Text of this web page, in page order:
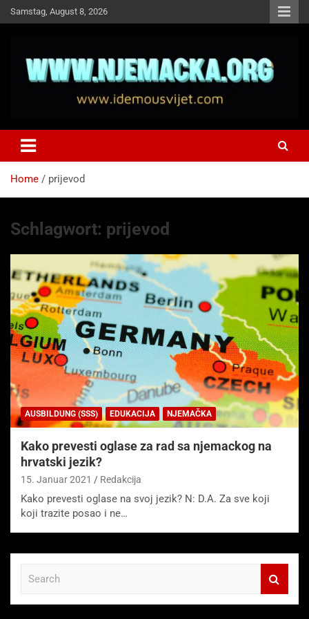
Skip
to
Samstag, August 8, 2026
Idemo u Svijet-Njemacka!
Home prijevod
Schlagwort: prijevod
AUSBILDUNG (SSS) EDUKACIJA NJEMAČKA
Kako prevesti oglase za rad sa njemackog na
hrvatski jezik?
15. Januar 2021 Redakcija
Kako prevesti oglase na svoj jezik? N: D.A. Za sve koji
koji trazite posao i ne…